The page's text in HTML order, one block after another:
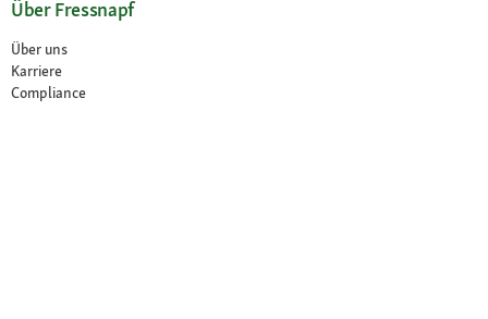
Über Fressnapf
Über uns
Karriere
Compliance